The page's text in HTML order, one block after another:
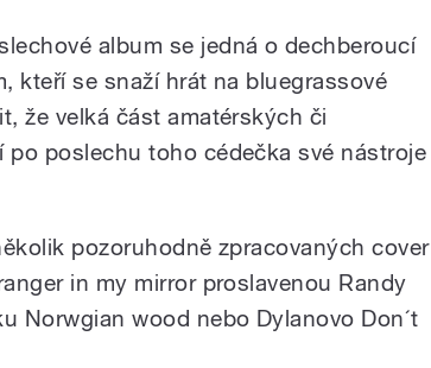
album se jedná o dechberoucí
kteří se snaží hrát na bluegrassové
že velká část amatérských či
po poslechu toho cédečka své nástroje
pozoruhodně zpracovaných cover
in my mirror proslavenou Randy
Norwgian wood nebo Dylanovo Don´t